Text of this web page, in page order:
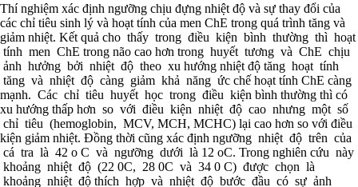
Thí nghiệm xác định ngưỡng chịu đựng nhiệt độ và sự thay đổi của
các chỉ tiêu sinh lý và hoạt tính của men ChE trong quá trình tăng và
giảm nhiệt. Kết quả cho thấy trong điều kiện bình thường thì hoạt
tính men ChE trong não cao hơn trong huyết tương và ChE chịu
ảnh hưởng bởi nhiệt độ theo xu hướng nhiệt độ tăng hoạt tính
tăng và nhiệt độ càng giảm khả năng ức chế hoạt tính ChE càng
mạnh. Các chỉ tiêu huyết học trong điều kiện bình thường thì có
xu hướng thấp hơn so với điều kiện nhiệt độ cao nhưng một số
chỉ tiêu (hemoglobin, MCV, MCH, MCHC) lại cao hơn so với điều
kiện giảm nhiệt. Đồng thời cũng xác định ngưỡng nhiệt độ trên của
cá tra là 42 o C và ngưỡng dưới là 12 oC. Trong nghiên cứu này
khoảng nhiệt độ (22 0C, 28 0C và 34 0 C) được chọn là
khoảng nhiệt độ thích hợp và nhiệt độ bước đầu có sự ảnh